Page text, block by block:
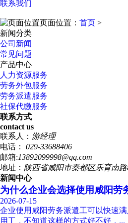
联系我们
页面位置： 首页 >
新闻分类
公司新闻
常见问题
产品中心
人力资源服务
劳务外包服务
劳务派遣服务
社保代缴服务
联系方式
contact us
联系人： 游经理
电话： 029-33688406
邮箱:13892099998@qq.com
地址： 陕西省咸阳市秦都区乐育南
新闻中心
为什么企业会选择使用咸阳劳
2026-07-15
企业使用咸阳劳务派遣工可以快速
用工，不知道这样的方式好不好，...